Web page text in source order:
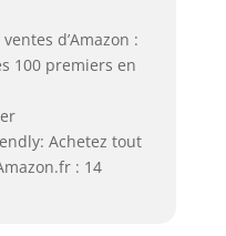
d’Amazon :
100 premiers en
Achetez tout
: 14